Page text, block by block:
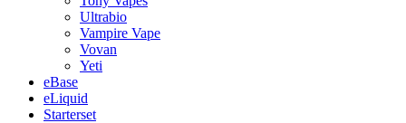
Ultrabio
Vampire Vape
Vovan
Yeti
eBase
eLiquid
Starterset